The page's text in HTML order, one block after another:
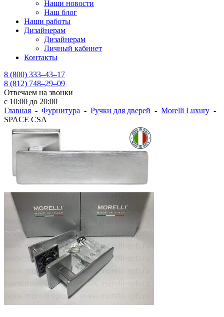
Наши новости
Наш блог
Наши работы
Дизайнерам
Дизайнерам
Личный кабинет
Контакты
8 (800) 333–43–17
8 (812) 748–29–09
Отвечаем на звонки
с 10:00 до 20:00
Главная - Фурнитура - Ручки для дверей - Morelli Luxury -
SPAСE CSA